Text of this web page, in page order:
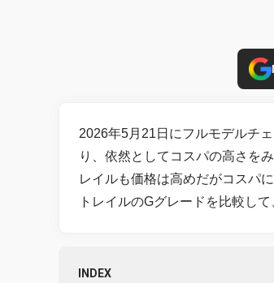
2026年5月21日にフルモデルチ
り、依然としてコスパの高さを
レイルも価格は高めだがコスパ
トレイルのGグレードを比較し
INDEX